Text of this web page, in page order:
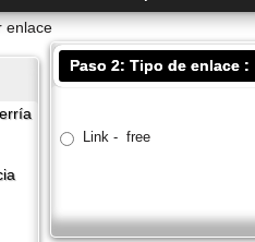
enlace
Paso 2: Tipo de enlace :
Link - free